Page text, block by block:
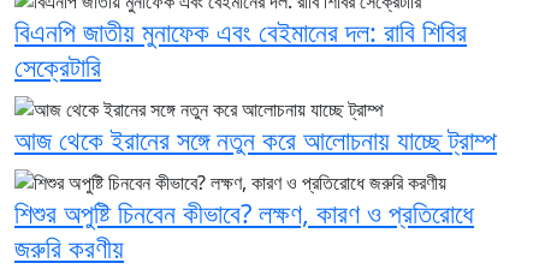
বিএনপি জাতীয় মুনাফেক এবং বেইমানের দল: রাবি শিবির
সেক্রেটারি
আজ থেকে ইরানের সঙ্গে নতুন করে আলোচনায় যাচ্ছে ট্রাম্প
শিশুর অপুষ্টি চিনবেন কীভাবে? লক্ষণ, কারণ ও প্রতিরোধে
জরুরি করণীয়